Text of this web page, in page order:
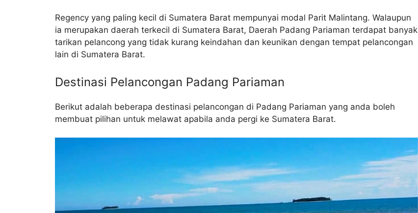
Regency yang paling kecil di Sumatera Barat mempunyai modal Parit Malintang. Walaupun
ia merupakan daerah terkecil di Sumatera Barat, Daerah Padang Pariaman terdapat banyak
tarikan pelancong yang tidak kurang keindahan dan keunikan dengan tempat pelancongan
lain di Sumatera Barat.
Destinasi Pelancongan Padang Pariaman
Berikut adalah beberapa destinasi pelancongan di Padang Pariaman yang anda boleh
membuat pilihan untuk melawat apabila anda pergi ke Sumatera Barat.